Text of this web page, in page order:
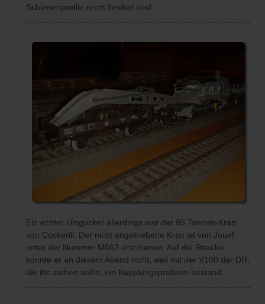
Schienenprofile recht flexibel sind.
Ein echter Hingucker allerdings war der 85 Tonnen-Kran
von Cockerill. Der nicht angetriebene Kran ist von Jouef
unter der Nummer M663 erschienen. Auf die Strecke
konnte er an diesem Abend nicht, weil mit der V100 der DR,
die ihn ziehen sollte, ein Kupplungsproblem bestand.